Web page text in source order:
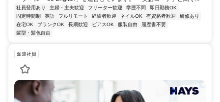
社員登用あり 主婦・主夫歓迎 フリーター歓迎 学歴不問
即日勤務OK
固定時間制
英語 フルリモート 経験者歓迎 ネイルOK 有資格者歓迎
研修あり
在宅OK
ブランクOK 長期歓迎 ピアスOK 服装自由
履歴書不要
髪型・髪色自由
派遣社員